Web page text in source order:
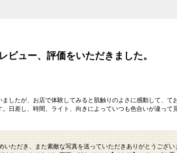
ビュー、評価をいただきました。
したが、お店で体験してみると肌触りのよさに感動して、て
日差し、時間、ライト、向きによっていつも色合いが違って
いただき、また素敵な写真を送っていただきありがとうござい